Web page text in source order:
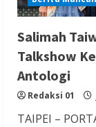
Salimah
Talkshow
Antologi
Redaksi 01
TAIPEI –